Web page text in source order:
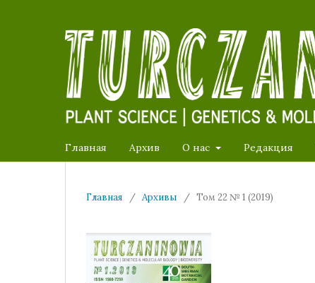
Главная Архив О нас Редакция
Главная / Архивы / Том 22 № 1 (2019)